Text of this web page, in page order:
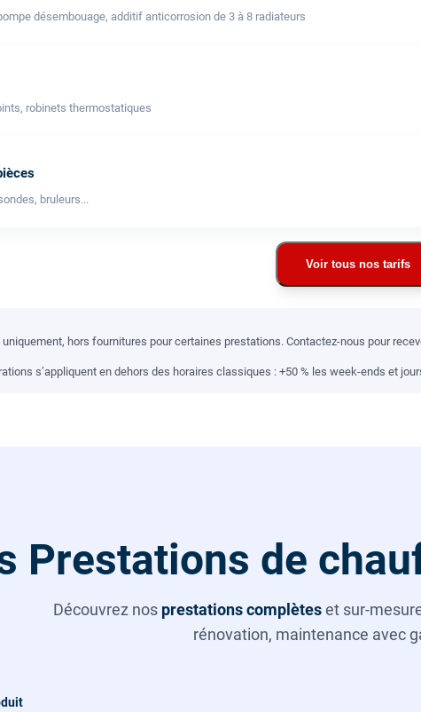
désembouage, additif anticorrosion de 3 à 8 radiateurs
robinets thermostatiques
bruleurs...
Voir tous nos tarifs
hors fournitures pour certaines prestations. Contactez-nous pour
s’appliquent en dehors des horaires classiques : +50 % les week-ends et
Prestations de
Découvrez nos prestations complèteset sur-
rénovation, maintenance avec